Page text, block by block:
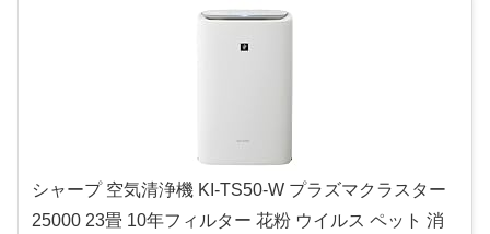
シャープ 空気清浄機 KI-TS50-W プラズマクラスター
25000 23畳 10年フィルター 花粉 ウイルス ペット 消